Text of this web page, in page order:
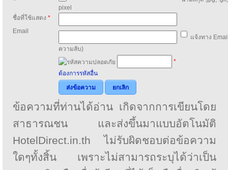
pixel
ชื่อที่ใช้แสดง *
Email
แจ้งทาง
ความลับ)
*
ต้องการรหัสอื่น
ส่งข้อความ
ยกเลิก
ข้อความที่ท่านได้อ่าน เกิดจากการเขียนโดย
สาธารณชน และส่งขึ้นมาแบบอัตโนมัติ
HotelDirect.in.th ไม่รับผิดชอบต่อข้อความ
ใดๆทั้งสิ้น เพราะไม่สามารถระบุได้ว่าเป็น